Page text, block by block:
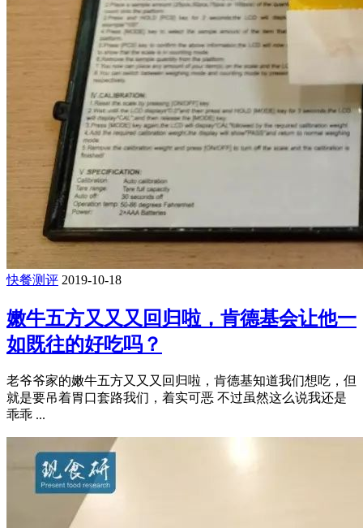
快餐测评 2019-10-18
嫩牛五方又又又回归啦，肯德基会让他一
如既往的好吃吗？
老爷爷家的嫩牛五方又又又回归啦，肯德基知道我们想吃，但
就是要吊着胃口套路我们，着实可恶 不过虽然这么说我还是
乖乖 ...